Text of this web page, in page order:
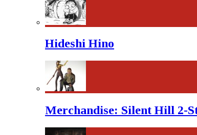
Hideshi Hino
Merchandise: Silent Hill 2-